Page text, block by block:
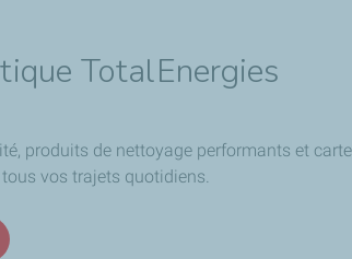
TotalEnergies
produits de nettoyage performants et
vos trajets quotidiens.